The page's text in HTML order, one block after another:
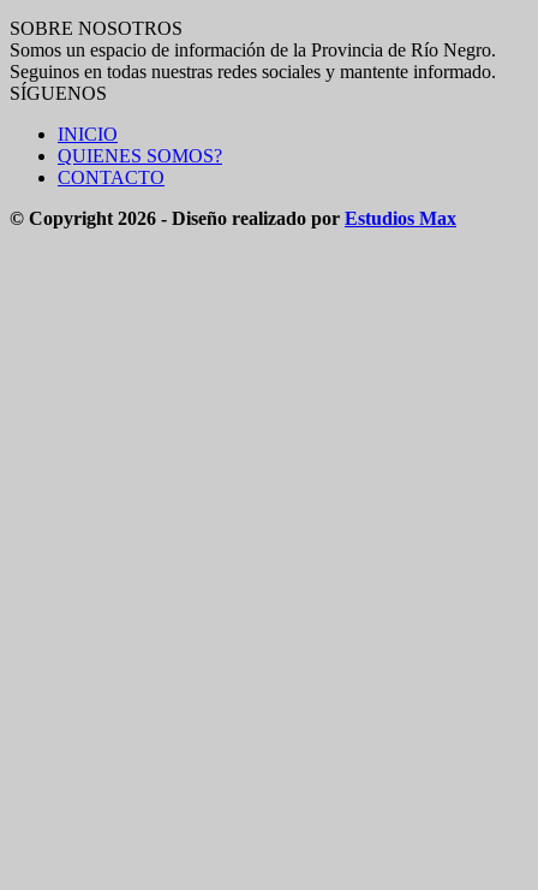
SOBRE NOSOTROS
Somos un espacio de información de la Provincia de Río Negro.
Seguinos en todas nuestras redes sociales y mantente informado.
SÍGUENOS
INICIO
QUIENES SOMOS?
CONTACTO
© Copyright 2026 - Diseño realizado por Estudios Max